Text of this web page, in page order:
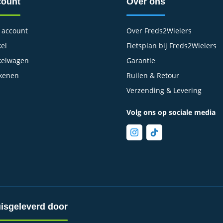
Over Freds2Wielers
Fietsplan bij Freds2Wielers
Garantie
Ruilen & Retour
Verzending & Levering
Volg ons op sociale media
door